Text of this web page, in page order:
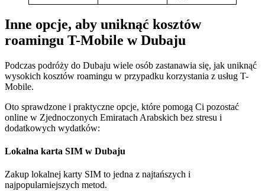
Inne opcje, aby uniknąć kosztów
roamingu T-Mobile w Dubaju
Podczas podróży do Dubaju wiele osób zastanawia się, jak uniknąć
wysokich kosztów roamingu w przypadku korzystania z usług T-
Mobile.
Oto sprawdzone i praktyczne opcje, które pomogą Ci pozostać
online w Zjednoczonych Emiratach Arabskich bez stresu i
dodatkowych wydatków:
Lokalna karta SIM w Dubaju
Zakup lokalnej karty SIM to jedna z najtańszych i
najpopularniejszych metod.